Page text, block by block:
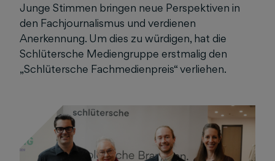
Junge Stimmen bringen neue Perspektiven in
den Fachjournalismus und verdienen
Anerkennung. Um dies zu würdigen, hat die
Schlütersche Mediengruppe erstmalig den
„Schlütersche Fachmedienpreis“ verliehen.